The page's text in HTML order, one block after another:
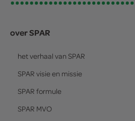
over SPAR
het verhaal van SPAR
SPAR visie en missie
SPAR formule
SPAR MVO